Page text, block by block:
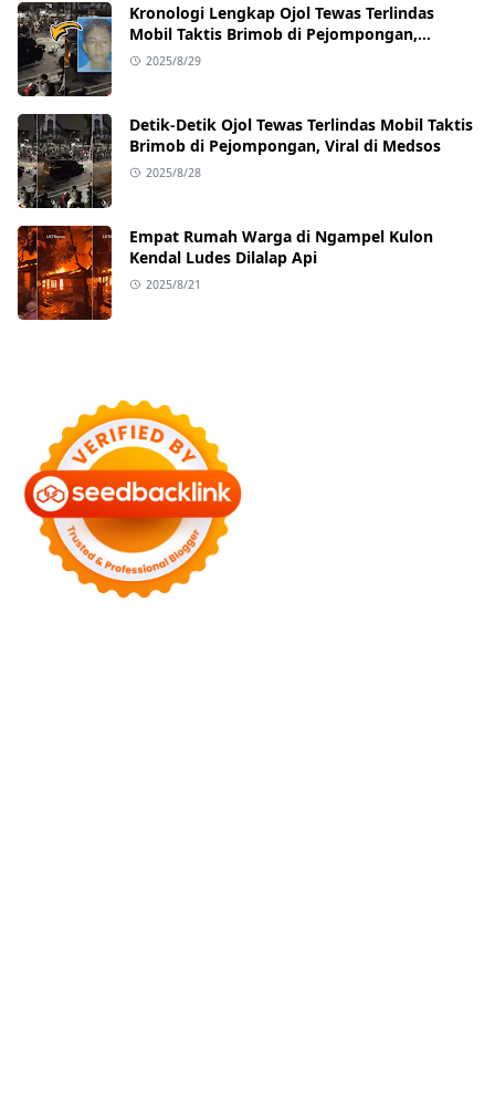
Kronologi Lengkap Ojol Tewas Terlindas
Mobil Taktis Brimob di Pejompongan,
Ternyata Sedang Antar Orderan
2025/8/29
Detik-Detik Ojol Tewas Terlindas Mobil Taktis
Brimob di Pejompongan, Viral di Medsos
2025/8/28
Empat Rumah Warga di Ngampel Kulon
Kendal Ludes Dilalap Api
2025/8/21